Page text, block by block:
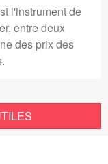
l'instrument de
entre deux
des prix des